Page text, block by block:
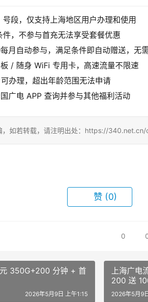
段，仅支持上海地区用户办理和使用
，不参与首充无法享受套餐优惠
月自动参与，满足条件即自动赠送，无
/ 随身 WiFi 专用卡，高速流量不限速
办理，超出年龄范围无法申请
广电 APP 查询并参与其他福利活动
，如若转载，请注明出处：https://
赞 (0)
0
350G+200 分钟 + 首
2026年5月9日 上午1:15
上海广电流量卡 怎么办理 29 元
200 送
2026年5月9